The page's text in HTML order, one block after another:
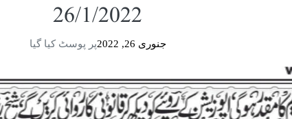
26/1/2022
جنوری 26, 2022 پر پوسٹ کیا گیا